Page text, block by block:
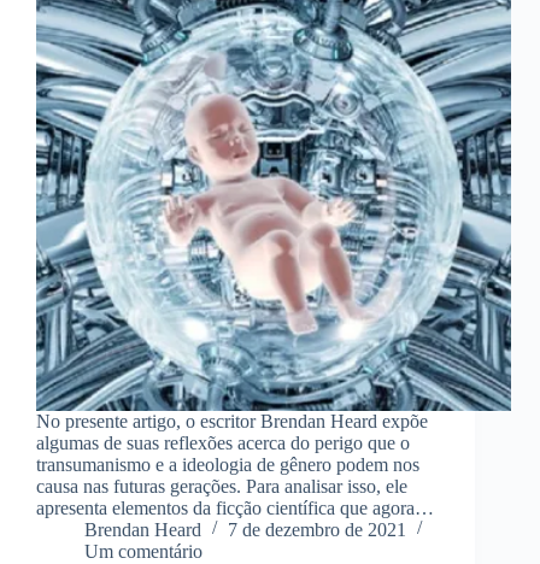
No presente artigo, o escritor Brendan Heard expõe
algumas de suas reflexões acerca do perigo que o
transumanismo e a ideologia de gênero podem nos
causa nas futuras gerações. Para analisar isso, ele
apresenta elementos da ficção científica que agora…
Brendan Heard
7 de dezembro de 2021
Um comentário